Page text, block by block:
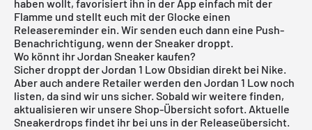
haben wollt, favorisiert ihn in der App einfach mit der
Flamme und stellt euch mit der Glocke einen
Releasereminder ein. Wir senden euch dann eine Push-
Benachrichtigung, wenn der Sneaker droppt.
Wo könnt ihr Jordan Sneaker kaufen?
Sicher droppt der Jordan 1 Low Obsidian direkt bei Nike.
Aber auch andere Retailer werden den Jordan 1 Low noch
listen, da sind wir uns sicher. Sobald wir weitere finden,
aktualisieren wir unsere Shop-Übersicht sofort. Aktuelle
Sneakerdrops findet ihr bei uns in der Releaseübersicht.